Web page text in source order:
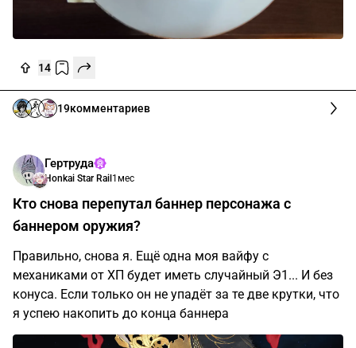
14
19комментариев
Гертруда
Honkai Star Rail1мес
Кто снова перепутал баннер персонажа с
баннером оружия?
Правильно, снова я. Ещё одна моя вайфу с
механиками от ХП будет иметь случайный Э1... И без
конуса. Если только он не упадёт за те две крутки, что
я успею накопить до конца баннера